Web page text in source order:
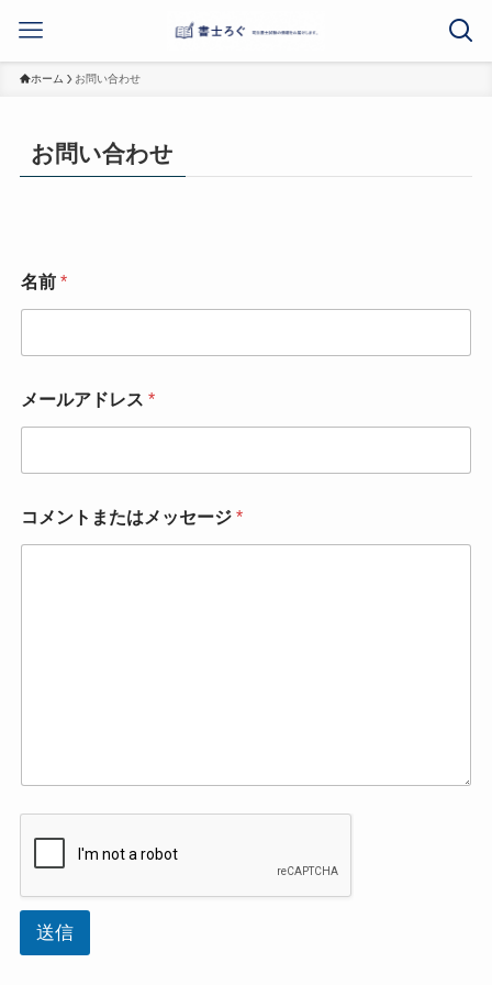
ホーム お問い合わせ
お問い合わせ
名前 *
メールアドレス *
*
*
コメントまたはメッセージ *
送信